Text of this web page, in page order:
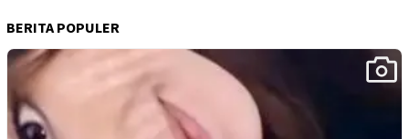
BERITA POPULER